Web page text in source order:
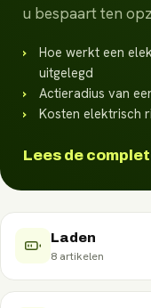
u bespaart ten
Hoe werkt een
uitgelegd
Actieradius van
Kosten elektrisch
Lees de
Laden
8 artikelen